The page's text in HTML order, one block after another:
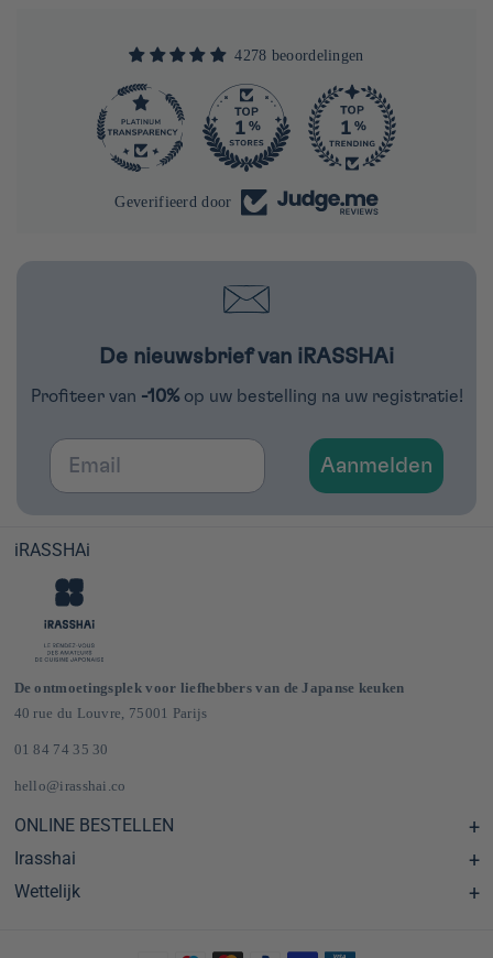
4278 beoordelingen
4278 290
Geverifieerd door
De nieuwsbrief van iRASSHAi
Profiteer van -10% op uw bestelling na uw registratie!
Email
Aanmelden
iRASSHAi
De ontmoetingsplek voor liefhebbers van de Japanse keuken
40 rue du Louvre, 75001 Parijs
01 84 74 35 30
hello@irasshai.co
ONLINE BESTELLEN
Centre d'aide & FAQ
Livraison et frais de port en France & Europe
Irasshai
Schema's
Wettelijk